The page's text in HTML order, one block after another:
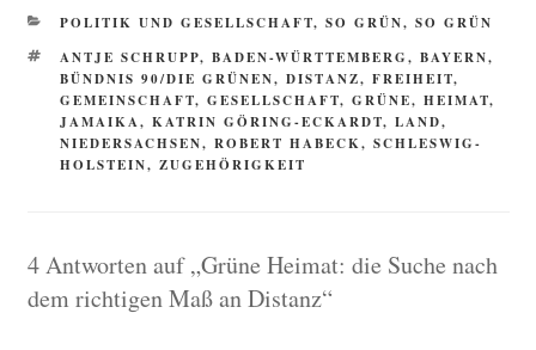
KATEGORIEN
POLITIK UND GESELLSCHAFT, SO GRÜN, SO GRÜN
SCHLAGWÖRTER
ANTJE SCHRUPP, BADEN-WÜRTTEMBERG, BAYERN,
BÜNDNIS 90/DIE GRÜNEN, DISTANZ, FREIHEIT,
GEMEINSCHAFT, GESELLSCHAFT, GRÜNE, HEIMAT,
JAMAIKA, KATRIN GÖRING-ECKARDT, LAND,
NIEDERSACHSEN, ROBERT HABECK, SCHLESWIG-
HOLSTEIN, ZUGEHÖRIGKEIT
4 Antworten auf „Grüne Heimat: die Suche nach
dem richtigen Maß an Distanz“